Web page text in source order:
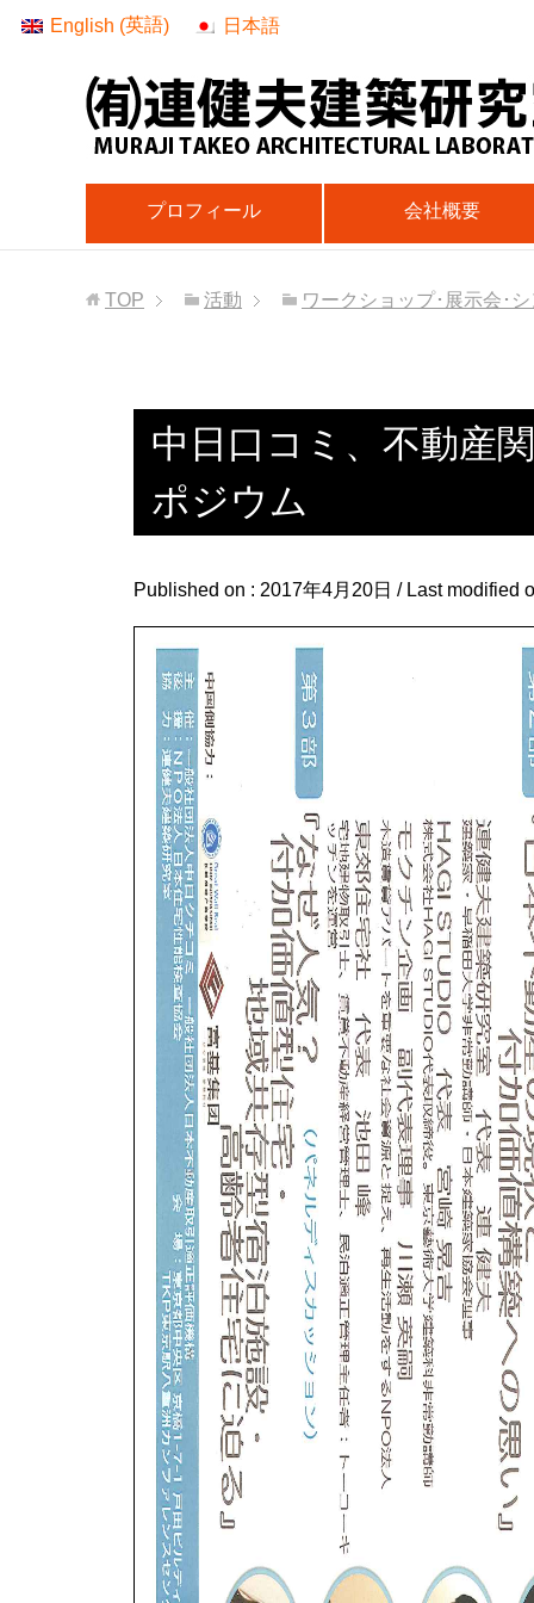
English (英語) 日本語
プロフィール 会社概要
TOP 活動 ワークショップ･展示会･
中日口コミ、不動産
ポジウム
Published on : 2017年4月20日 / Last modified